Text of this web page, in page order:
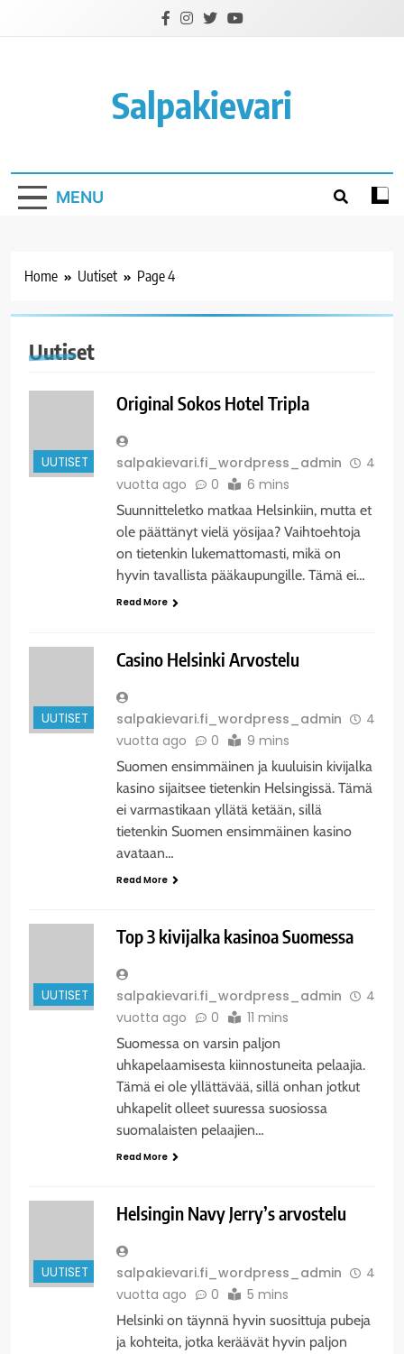
Salpakievari
MENU
Home Uutiset Page 4
Uutiset
UUTISET
Original Sokos Hotel Tripla
salpakievari.fi_wordpress_admin
4
vuotta ago
0 6 mins
Suunnitteletko matkaa Helsinkiin, mutta et
ole päättänyt vielä yösijaa? Vaihtoehtoja
on tietenkin lukemattomasti, mikä on
hyvin tavallista pääkaupungille. Tämä ei…
Read More
UUTISET
Casino Helsinki Arvostelu
salpakievari.fi_wordpress_admin
4
vuotta ago
0 9 mins
Suomen ensimmäinen ja kuuluisin kivijalka
kasino sijaitsee tietenkin Helsingissä. Tämä
ei varmastikaan yllätä ketään, sillä
tietenkin Suomen ensimmäinen kasino
avataan…
Read More
UUTISET
Top 3 kivijalka kasinoa Suomessa
salpakievari.fi_wordpress_admin
4
vuotta ago
0 11 mins
Suomessa on varsin paljon
uhkapelaamisesta kiinnostuneita pelaajia.
Tämä ei ole yllättävää, sillä onhan jotkut
uhkapelit olleet suuressa suosiossa
suomalaisten pelaajien…
Read More
UUTISET
Helsingin Navy Jerry’s arvostelu
salpakievari.fi_wordpress_admin
4
vuotta ago
0 5 mins
Helsinki on täynnä hyvin suosittuja pubeja
ja kohteita, jotka keräävät hyvin paljon